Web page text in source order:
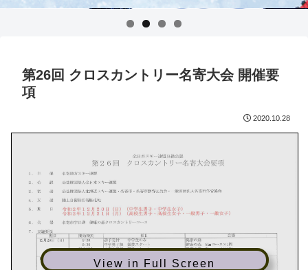
第26回 クロスカントリー名寄大会 開催要
項
2020.10.28
View in Full Screen